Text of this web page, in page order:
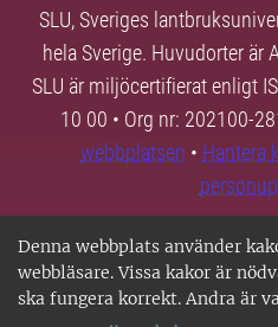
Denna webbplats använder
webbläsare. Vissa kakor är
ska fungera korrekt. Andra är
SLU, Sveriges
hela Sverige. Huvudorter är
SLU är miljöcertifierat enligt
10 00 • Org nr: 202100-
webbplatsen • Hantera